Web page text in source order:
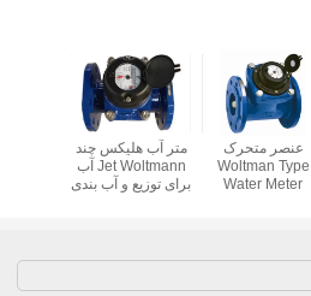
متر آب هلیکس چند
Jet Woltmann آب
برای توزیع و آب بندی
عنصر متحرک
Woltman Type
Water Meter